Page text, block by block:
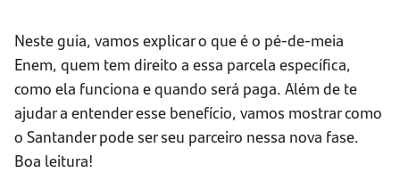
Neste guia, vamos explicar o que é o pé-de-meia
Enem, quem tem direito a essa parcela específica,
como ela funciona e quando será paga. Além de te
ajudar a entender esse benefício, vamos mostrar como
o Santander pode ser seu parceiro nessa nova fase.
Boa leitura!